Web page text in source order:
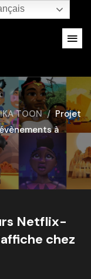
TOON
Projet
à
Netflix-
chez